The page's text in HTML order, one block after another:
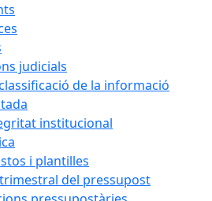
judicials
de la informació
institucional
i plantilles
del pressupost